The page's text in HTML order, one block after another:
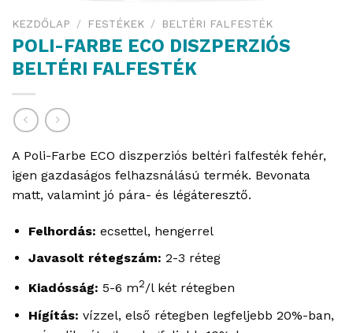
KEZDŐLAP / FESTÉKEK / BELTÉRI FALFESTÉK
POLI-FARBE ECO DISZPERZIÓS
BELTÉRI FALFESTÉK
A Poli-Farbe ECO diszperziós beltéri falfesték fehér,
igen gazdaságos felhazsnálású termék. Bevonata
matt, valamint jó pára- és légáteresztő.
Felhordás: ecsettel, hengerrel
Javasolt rétegszám: 2-3 réteg
Kiadósság: 5-6 m2/l két rétegben
Hígítás: vízzel, első rétegben legfeljebb 20%-ban,